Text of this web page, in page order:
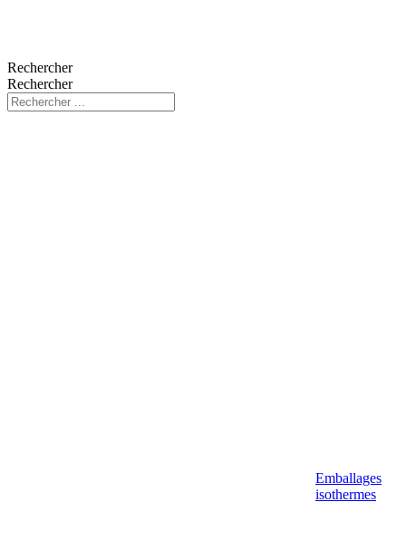
Rechercher
Rechercher
Emballages
isothermes